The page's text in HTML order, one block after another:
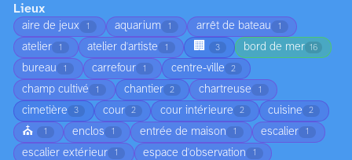
Lieux
aire de jeux 1 aquarium 1 arrêt de bateau 1
atelier 1 atelier d'artiste 1 🏢 3 bord de mer 16
bureau 1 carrefour 1 centre-ville 2
champ cultivé 1 chantier 2 chartreuse 1
cimetière 3 cour 2 cour intérieure 2 cuisine 2
⛪ 1 enclos 1 entrée de maison 1 escalier 1
escalier extérieur 1 espace d'observation 1